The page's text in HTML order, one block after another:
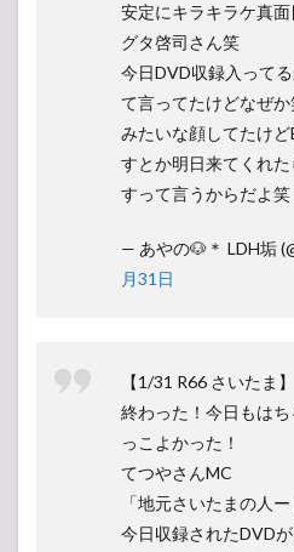
安定にキラキラケ真
グタ啓司さん笑
今日DVD収録入って
て言ってたけどなぜ
みたいな顔してたけ
すとか明日来てくれ
すって言うからだよ笑
— あやの🐶＊ LDH垢
月31日
【1/31 R66 さいたま】
終わった！今日もは
っこよかった！
てつやさんMC
「地元さいたまの人
今日収録されたDVD